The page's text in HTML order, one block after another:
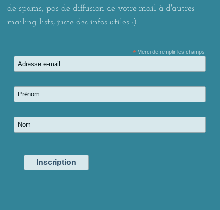
de spams, pas de diffusion de votre mail à d'autres
mailing-lists, juste des infos utiles :)
*Merci de remplir les champs